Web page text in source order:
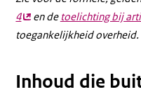
4(externe
link)
en de toelichting bij
toegankelijkheid overheid.
Inhoud die